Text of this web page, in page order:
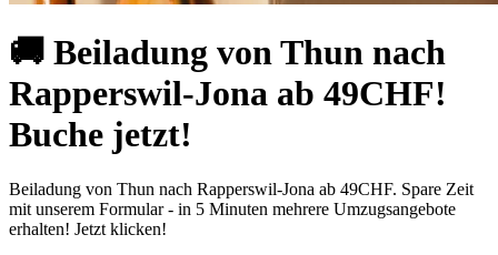
🚚 Beiladung von Thun nach
Rapperswil-Jona ab 49CHF!
Buche jetzt!
Beiladung von Thun nach Rapperswil-Jona ab 49CHF. Spare Zeit
mit unserem Formular - in 5 Minuten mehrere Umzugsangebote
erhalten! Jetzt klicken!